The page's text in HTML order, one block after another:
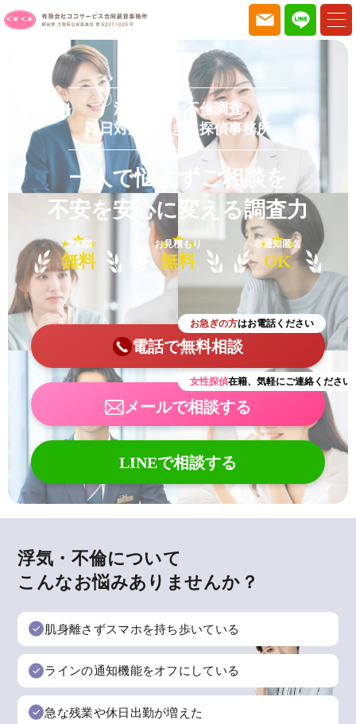
浮気調査・不倫調査
即日対応ができる探偵事務所
一人で悩まずご相談を
不安を安心に変える調査力
ご相談
無料
お見積もり
無料
非通知匿名
OK
お急ぎの方はお電話ください
電話で無料相談
女性探偵在籍、気軽にご連絡ください
メールで相談する
LINEで相談する
浮気・不倫について
こんなお悩みありませんか？
肌身離さずスマホを持ち歩いている
ラインの通知機能をオフにしている
急な残業や休日出勤が増えた